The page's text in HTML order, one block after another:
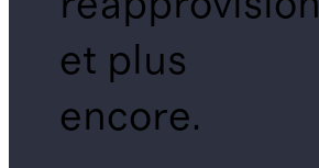
et plus
encore.